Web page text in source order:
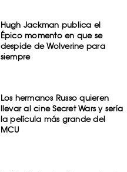
Hugh Jackman publica el
Épico momento en que se
despide de Wolverine para
siempre
Los hermanos Russo quieren
llevar al cine Secret Wars y sería
la película más grande del
MCU